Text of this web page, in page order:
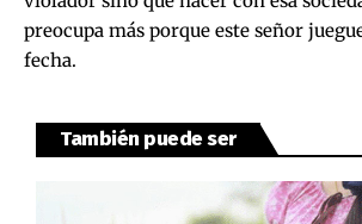
preocupa más porque este señor
fecha.
También puede ser